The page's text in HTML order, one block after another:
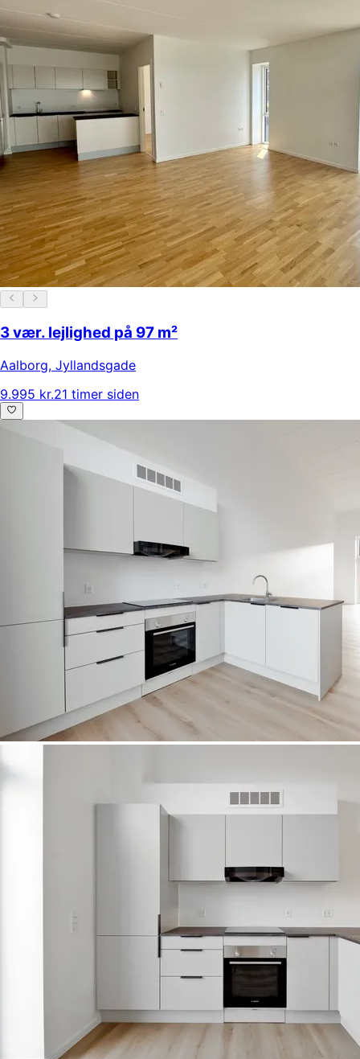
3 vær. lejlighed på 97 m²
Aalborg, Jyllandsgade
9.995 kr.21 timer siden